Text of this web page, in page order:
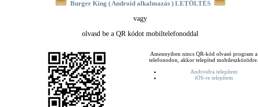
Burger King ( Android alkalmazás ) LETÖLTÉS
vagy
olvasd be a QR kódot mobiltelefonoddal
Amennyiben nincs QR-kód olvasó program a
telefonodon, akkor telepítsd mobileszközödre.
Androidra telepítem
iOS-re telepítem